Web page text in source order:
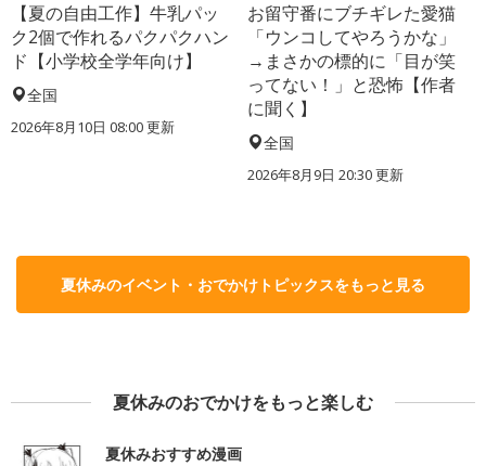
【夏の自由工作】牛乳パッ
ク2個で作れるパクパクハン
ド【小学校全学年向け】
全国
2026年8月10日 08:00更新
お留守番にブチギレた愛猫
「ウンコしてやろうかな」
→まさかの標的に「目が笑
ってない！」と恐怖【作者
に聞く】
全国
2026年8月9日 20:30更新
夏休みのイベント・おでかけトピックスをもっと見る
夏休みのおでかけをもっと楽しむ
夏休みおすすめ漫画